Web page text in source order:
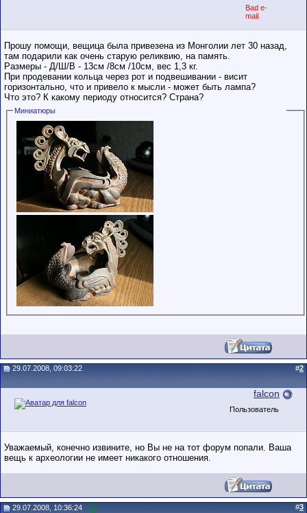
Bad e-
mail
Прошу помощи, вещица была привезена из Монголии лет 30 назад,
там подарили как очень старую реликвию, на память.
Размеры - Д/Ш/В - 13см /8см /10см, вес 1,3 кг.
При продевании кольца через рот и подвешивании - висит
горизонтально, что и привело к мысли - может быть лампа?
Что это? К какому периоду относится? Страна?
Миниатюры
29.07.2008, 09:03:22 #2
falcon
Пользователь
Уважаемый, конечно извините, но Вы не на тот форум попали. Ваша
вещь к археологии не имеет никакого отношения.
29.07.2008, 10:36:24 #3